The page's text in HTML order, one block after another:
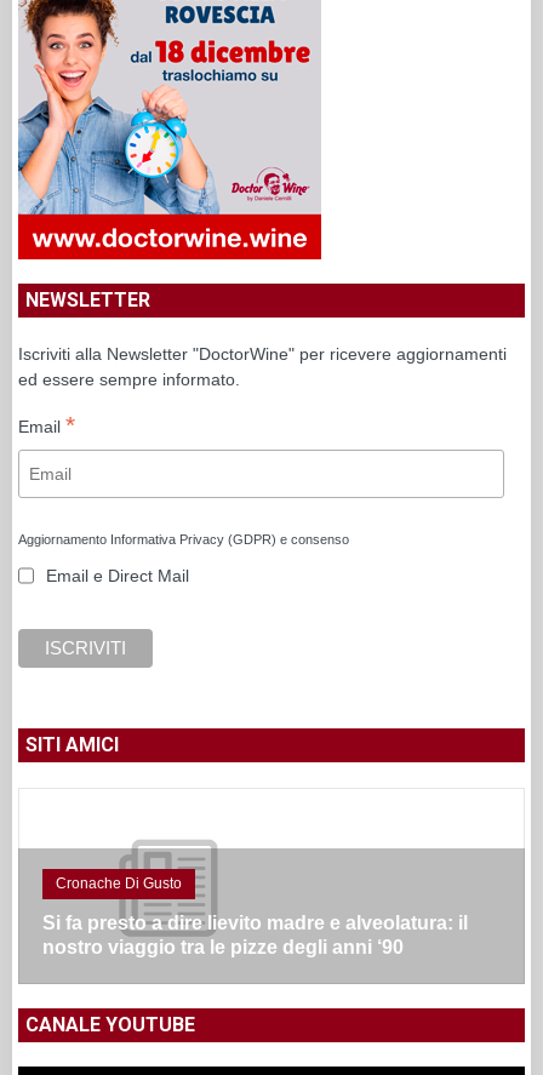
NEWSLETTER
Iscriviti alla Newsletter "DoctorWine" per ricevere aggiornamenti
ed essere sempre informato.
Email *
Aggiornamento Informativa Privacy (GDPR) e consenso
Email e Direct Mail
SITI AMICI
Cronache Di Gusto
Si fa presto a dire lievito madre e alveolatura: il
nostro viaggio tra le pizze degli anni ‘90
CANALE YOUTUBE